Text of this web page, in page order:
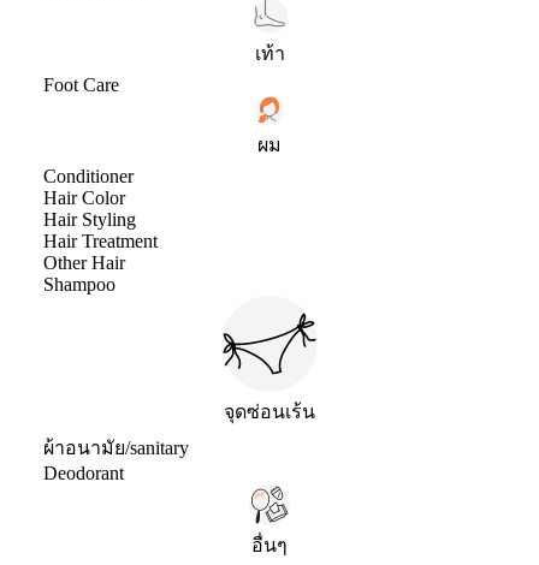
เท้า
Foot Care
ผม
Conditioner
Hair Color
Hair Styling
Hair Treatment
Other Hair
Shampoo
จุดซ่อนเร้น
ผ้าอนามัย/sanitary
Deodorant
อื่นๆ